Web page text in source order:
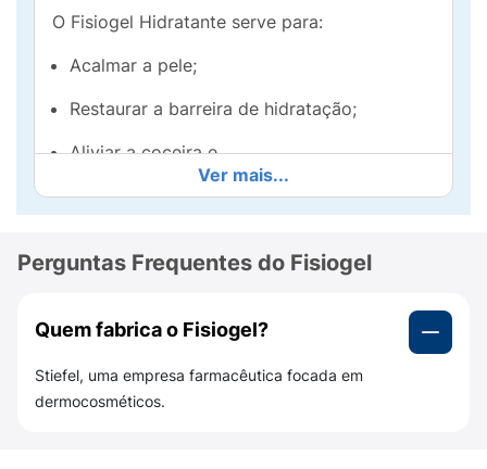
O Fisiogel Hidratante serve para:
Acalmar a pele;
Restaurar a barreira de hidratação;
Aliviar a coceira e
Reduzir a vermelhidão.
indicado?
pele seca, irritada e/ou sensível.
Quais são os benefícios do Fisiogel AI?
Os principais benefícios do Fisiogel
Ver mais...
Perguntas Frequentes do Fisiogel
Quem fabrica o Fisiogel?
Stiefel, uma empresa farmacêutica focada em
dermocosméticos.